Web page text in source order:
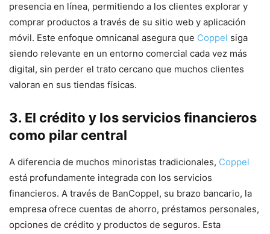
presencia en línea, permitiendo a los clientes explorar y
comprar productos a través de su sitio web y aplicación
móvil. Este enfoque omnicanal asegura que Coppel siga
siendo relevante en un entorno comercial cada vez más
digital, sin perder el trato cercano que muchos clientes
valoran en sus tiendas físicas.
3. El crédito y los servicios financieros
como pilar central
A diferencia de muchos minoristas tradicionales, Coppel
está profundamente integrada con los servicios
financieros. A través de BanCoppel, su brazo bancario, la
empresa ofrece cuentas de ahorro, préstamos personales,
opciones de crédito y productos de seguros. Esta